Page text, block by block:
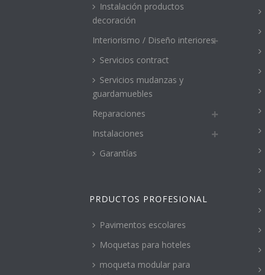
Instalación productos
decoración
Interiorismo / Diseño interiores
Servicios contract
Servicios mudanzas y
guardamuebles
Reparaciones
Instalaciones
Garantías
PRDUCTOS PROFESIONAL
Pavimentos escolares
Moquetas para hoteles
moqueta modular para